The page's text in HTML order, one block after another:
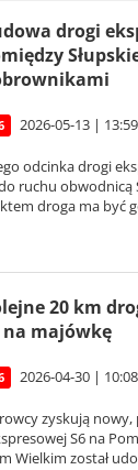
drogi
2026-05-13 | 13:59
odcinka drogi
ruchu obwodnicą
droga ma być
20 km
na majówkę
2026-04-30 | 10:08
zyskują nowy,
S6 na
Wielkim został